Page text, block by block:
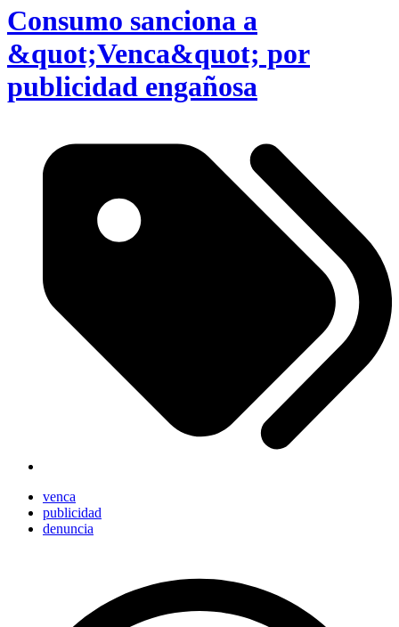
Consumo sanciona a
&quot;Venca&quot; por
publicidad engañosa
venca
publicidad
denuncia